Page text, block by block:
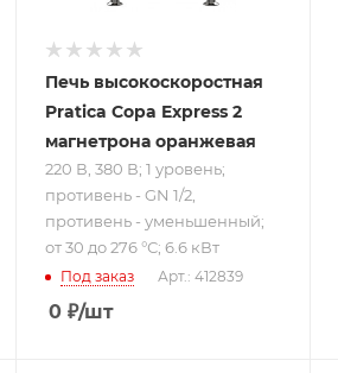
Печь высокоскоростная
Pratica Copa Expres s 2
магнетрона оранжевая
220 В, 380 В; 1 уровень;
противень - GN 1/2,
противень - уменьшенный;
от 30 до 276 °С; 6.6 кВт
Под заказ Арт.: 412839
0₽/шт